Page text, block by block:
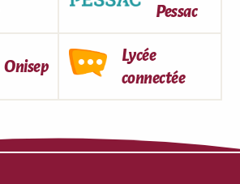
Pessac
Onisep
Lycée
connectée